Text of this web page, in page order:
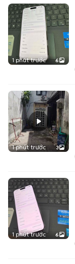
1 phút trước 6
1 phút trước 3
1 phút trước 6